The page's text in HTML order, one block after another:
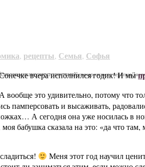
мужпутешествияКулинарияцветотерапия
, рецепты, Семья, Софья
вчера исполнился годик! И мы
А вообще это удивительно, потому что
памперсовать и высаживать,
А сегодня она уже носилась в
бабушка сказала на это: «да что там,
Меня этот год научил